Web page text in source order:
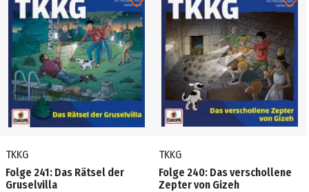
TKKG
Folge 241: Das Rätsel der
Gruselvilla
TKKG
Folge 240: Das verschollene
Zepter von Gizeh